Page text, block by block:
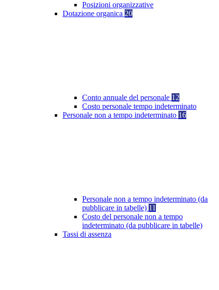
Posizioni organizzative
Dotazione organica 20
Conto annuale del personale 12
Costo personale tempo indeterminato
Personale non a tempo indeterminato 16
Personale non a tempo indeterminato (da
pubblicare in tabelle) 11
Costo del personale non a tempo
indeterminato (da pubblicare in tabelle)
Tassi di assenza